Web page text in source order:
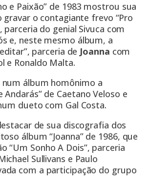
e Paixão” de 1983 mostrou sua
gravar o contagiante frevo “Pro
parceria do genial Sivuca com
e, neste mesmo álbum, a
parceria de Joanna com
e Ronaldo Malta.
num álbum homônimo a
Andarás” de Caetano Veloso e
dueto com Gal Costa.
de sua discografia dos
álbum “Joanna” de 1986, que
“Um Sonho A Dois”, parceria
Sullivans e Paulo
com a participação do grupo